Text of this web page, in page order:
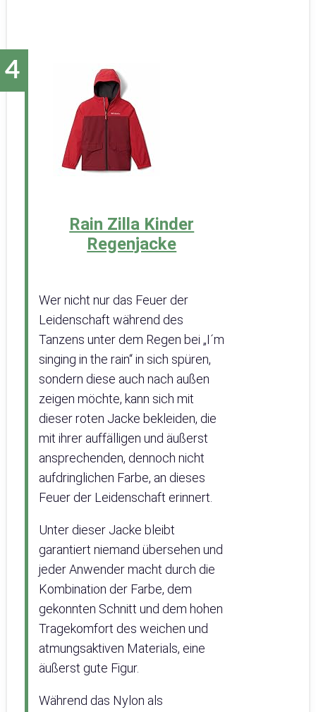
Rain Zilla Kinder
Regenjacke
Wer nicht nur das Feuer der
Leidenschaft während des
Tanzens unter dem Regen bei „I´m
singing in the rain“ in sich spüren,
sondern diese auch nach außen
zeigen möchte, kann sich mit
dieser roten Jacke bekleiden, die
mit ihrer auffälligen und äußerst
ansprechenden, dennoch nicht
aufdringlichen Farbe, an dieses
Feuer der Leidenschaft erinnert.
Unter dieser Jacke bleibt
garantiert niemand übersehen und
jeder Anwender macht durch die
Kombination der Farbe, dem
gekonnten Schnitt und dem hohen
Tragekomfort des weichen und
atmungsaktiven Materials, eine
äußerst gute Figur.
Während das Nylon als